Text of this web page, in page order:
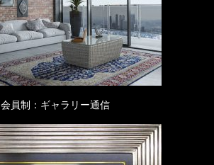
会員制：ギャラリー通信